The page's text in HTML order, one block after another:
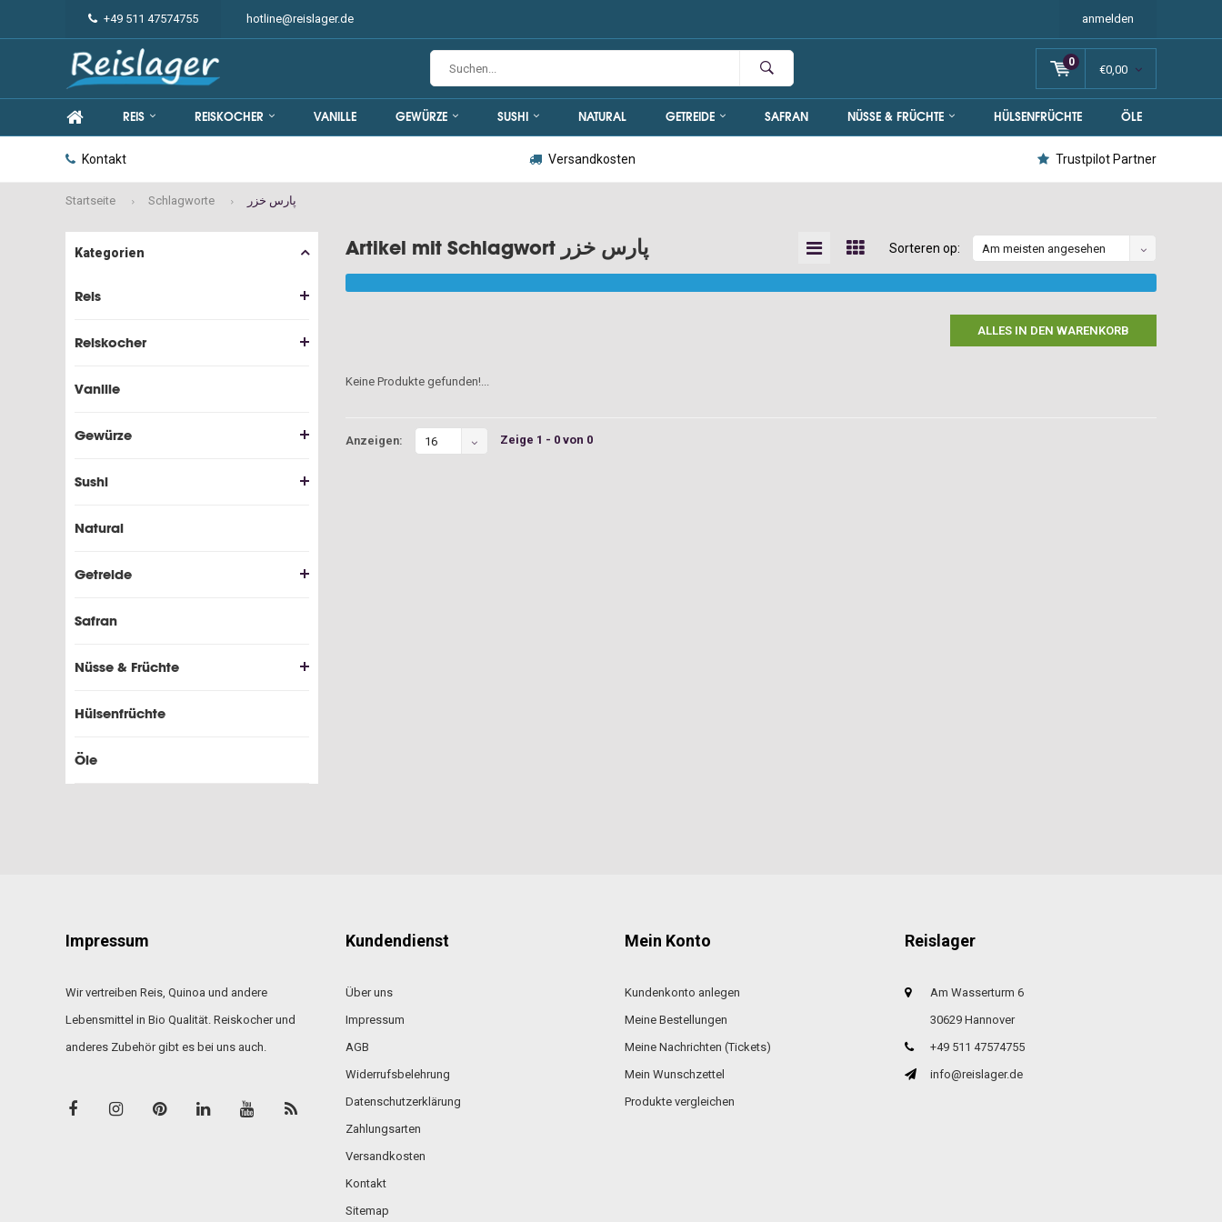
+49 511 47574755 hotline@reislager.de anmelden
0
€0,00
REIS REISKOCHER VANILLE GEWÜRZE SUSHI NATURAL GETREIDE SAFRAN NÜSSE & FRÜCHTE HÜLSENFRÜCHTE ÖLE
Kontakt Versandkosten Trustpilot Partner
Startseite Schlagworte پارس خزر
Kategorien
Reis
Reiskocher
Vanille
Gewürze
Sushi
Natural
Getreide
Safran
Nüsse & Früchte
Hülsenfrüchte
Öle
Artikel mit Schlagwort پارس خزر Sorteren op: Am meisten angesehen
ALLES IN DEN WARENKORB
Keine Produkte gefunden!...
Anzeigen: 16 Zeige 1 - 0 von 0
Impressum
Wir vertreiben Reis, Quinoa und andere
Lebensmittel in Bio Qualität. Reiskocher und
anderes Zubehör gibt es bei uns auch.
Kundendienst
Über uns
Impressum
AGB
Widerrufsbelehrung
Datenschutzerklärung
Zahlungsarten
Versandkosten
Kontakt
Sitemap
Mein Konto
Kundenkonto anlegen
Meine Bestellungen
Meine Nachrichten (Tickets)
Mein Wunschzettel
Produkte vergleichen
Reislager
Am Wasserturm 6
30629 Hannover
+49 511 47574755
info@reislager.de